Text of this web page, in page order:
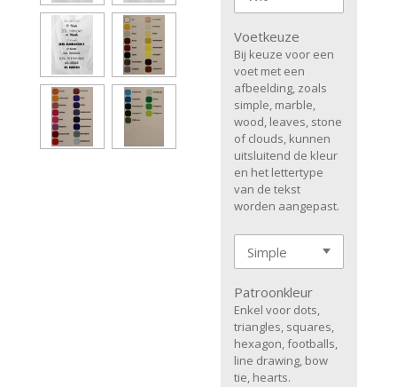
Voetkeuze
Bij keuze voor een
voet met een
afbeelding, zoals
simple, marble,
wood, leaves, stone
of clouds, kunnen
uitsluitend de kleur
en het lettertype
van de tekst
worden aangepast.
Patroonkleur
Enkel voor dots,
triangles, squares,
hexagon, footballs,
line drawing, bow
tie, hearts.